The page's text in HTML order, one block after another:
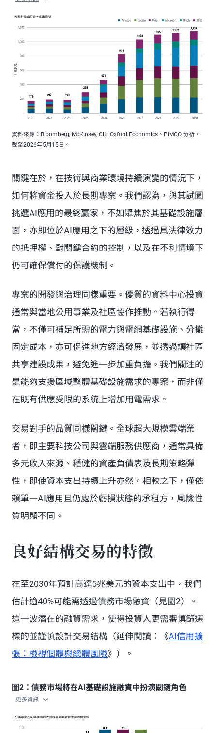
資料來源：Bloomberg, McKinsey, Citi, Oxford Economics、PIMCO 分析，
截至2026年5月15日。
關鍵在於，在技術與商業環境持續演變的情況下，
如何將資金投入於長期專案。我們認為，與其試圖
挑選AI應用的最終贏家，不如聚焦於其基礎設施層
面，亦即位於AI應用之下的層級，透過具法律效力
的抵押權、對關鍵合約的控制，以及在不利情境下
仍可確保償付的保護機制。
專案的開發與治理同樣重要。優質的資料中心投資
通常與當地公用事業及社區協作推動。若執行得
當，不僅可補足所需的電力與電網基礎設施、分攤
固定成本，亦可促進地方經濟發展，並透過讓社區
共享建設成果，避免進一步加重負擔。我們關注的
是能夠支援區域整體基礎設施需求的專案，而非僅
在既有供應受限的系統上增加用電需求。
交易對手的品質同樣關鍵。全球超大規模雲端業
者，即主要科技公司與雲端服務供應商，通常具備
多元收入來源、穩健的資產負債表及長期策略彈
性，即使資本支出持續上升亦然。相較之下，僅依
賴單一AI應用且仍處於虧損狀態的承租方，風險性
質明顯不同。
良好結構交易的特徵
在至2030年預計高達5兆美元的資本支出中，我們
估計逾40%可能需透過債務市場融資（見圖2）。
這一波潛在的融資需求，使得投資人更需審慎篩選
標的並謹慎設計交易結構（延伸閱讀：《AI信用擴
張：檢視個體與總體風險》）。
圖2：債務市場將在AI基礎設施融資中扮演關鍵角色
更多資訊